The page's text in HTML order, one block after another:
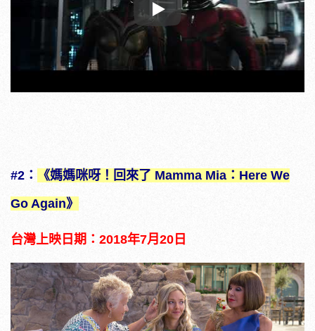
Play
#2：
《媽媽咪呀！回來了 Mamma Mia：Here We
Go Again》
台灣上映日期：2018年7月20日